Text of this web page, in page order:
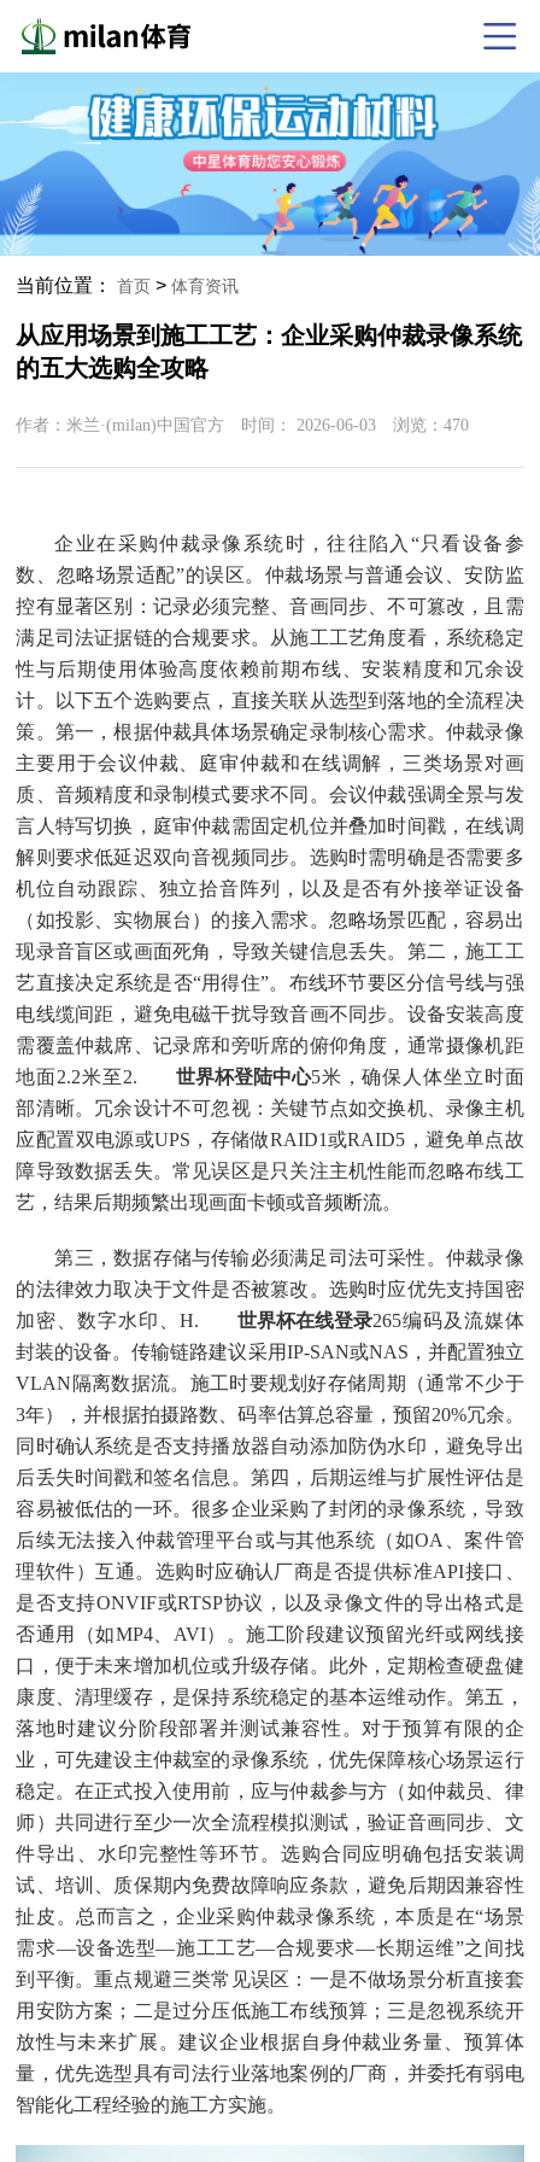
当前位置：首页 >体育资讯
从应用场景到施工工艺：企业采购仲裁录像系统
的五大选购全攻略
作者：米兰·(milan)中国官方 时间：2026-06-03 浏览：470
企业在采购仲裁录像系统时，往往陷入“只看设备参
数、忽略场景适配”的误区。仲裁场景与普通会议、安防监
控有显著区别：记录必须完整、音画同步、不可篡改，且需
满足司法证据链的合规要求。从施工工艺角度看，系统稳定
性与后期使用体验高度依赖前期布线、安装精度和冗余设
计。以下五个选购要点，直接关联从选型到落地的全流程决
策。第一，根据仲裁具体场景确定录制核心需求。仲裁录像
主要用于会议仲裁、庭审仲裁和在线调解，三类场景对画
质、音频精度和录制模式要求不同。会议仲裁强调全景与发
言人特写切换，庭审仲裁需固定机位并叠加时间戳，在线调
解则要求低延迟双向音视频同步。选购时需明确是否需要多
机位自动跟踪、独立拾音阵列，以及是否有外接举证设备
（如投影、实物展台）的接入需求。忽略场景匹配，容易出
现录音盲区或画面死角，导致关键信息丢失。第二，施工工
艺直接决定系统是否“用得住”。布线环节要区分信号线与强
电线缆间距，避免电磁干扰导致音画不同步。设备安装高度
需覆盖仲裁席、记录席和旁听席的俯仰角度，通常摄像机距
地面2.2米至2.
世界杯登陆中心5米，确保人体坐立时面
部清晰。冗余设计不可忽视：关键节点如交换机、录像主机
应配置双电源或UPS，存储做RAID1或RAID5，避免单点故
障导致数据丢失。常见误区是只关注主机性能而忽略布线工
艺，结果后期频繁出现画面卡顿或音频断流。
第三，数据存储与传输必须满足司法可采性。仲裁录像
的法律效力取决于文件是否被篡改。选购时应优先支持国密
加密、数字水印、H.
世界杯在线登录265编码及流媒体
封装的设备。传输链路建议采用IP-SAN或NAS，并配置独立
VLAN隔离数据流。施工时要规划好存储周期（通常不少于
3年），并根据拍摄路数、码率估算总容量，预留20%冗余。
同时确认系统是否支持播放器自动添加防伪水印，避免导出
后丢失时间戳和签名信息。第四，后期运维与扩展性评估是
容易被低估的一环。很多企业采购了封闭的录像系统，导致
后续无法接入仲裁管理平台或与其他系统（如OA、案件管
理软件）互通。选购时应确认厂商是否提供标准API接口、
是否支持ONVIF或RTSP协议，以及录像文件的导出格式是
否通用（如MP4、AVI）。施工阶段建议预留光纤或网线接
口，便于未来增加机位或升级存储。此外，定期检查硬盘健
康度、清理缓存，是保持系统稳定的基本运维动作。第五，
落地时建议分阶段部署并测试兼容性。对于预算有限的企
业，可先建设主仲裁室的录像系统，优先保障核心场景运行
稳定。在正式投入使用前，应与仲裁参与方（如仲裁员、律
师）共同进行至少一次全流程模拟测试，验证音画同步、文
件导出、水印完整性等环节。选购合同应明确包括安装调
试、培训、质保期内免费故障响应条款，避免后期因兼容性
扯皮。总而言之，企业采购仲裁录像系统，本质是在“场景
需求—设备选型—施工工艺—合规要求—长期运维”之间找
到平衡。重点规避三类常见误区：一是不做场景分析直接套
用安防方案；二是过分压低施工布线预算；三是忽视系统开
放性与未来扩展。建议企业根据自身仲裁业务量、预算体
量，优先选型具有司法行业落地案例的厂商，并委托有弱电
智能化工程经验的施工方实施。